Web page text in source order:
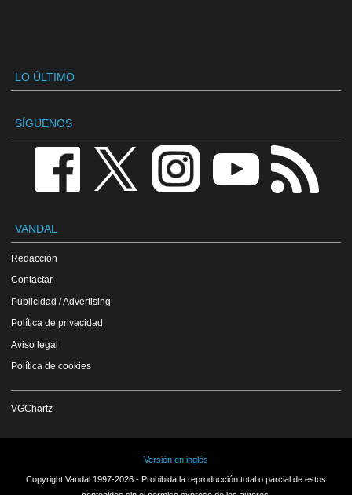
LO ÚLTIMO
SÍGUENOS
VANDAL
Redacción
Contactar
Publicidad / Advertising
Política de privacidad
Aviso legal
Política de cookies
VGChartz
Versión en inglés
Copyright Vandal 1997-2026 - Prohibida la reproducción total o parcial de estos